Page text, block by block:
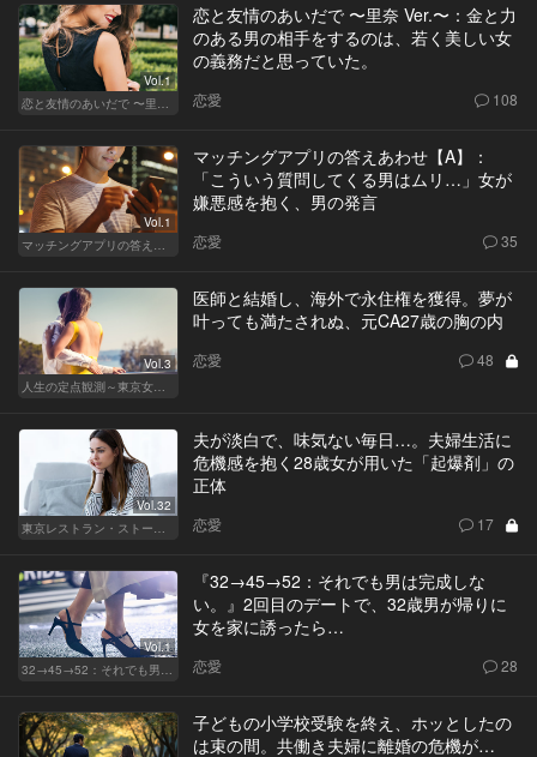
Vol.1
恋と友情のあいだで 〜里奈 Ver.〜：金と力
のある男の相手をするのは、若く美しい女
の義務だと思っていた。
恋愛 108
Vol.1
マッチングアプリの答えあわせ【A】：
「こういう質問してくる男はムリ…」女が
嫌悪感を抱く、男の発言
恋愛 35
Vol.3
医師と結婚し、海外で永住権を獲得。夢が
叶っても満たされぬ、元CA27歳の胸の内
恋愛 48
Vol.32
夫が淡白で、味気ない毎日…。夫婦生活に
危機感を抱く28歳女が用いた「起爆剤」の
正体
恋愛 17
Vol.1
『32→45→52：それでも男は完成しな
い。』2回目のデートで、32歳男が帰りに
女を家に誘ったら…
恋愛 28
子どもの小学校受験を終え、ホッとしたの
は束の間。共働き夫婦に離婚の危機が…